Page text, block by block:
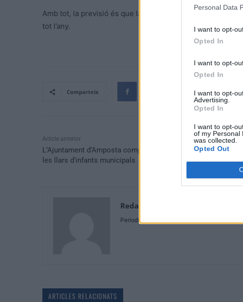
Personal Data
I want to opt-
Opted In
I want to opt-
Opted In
I want to opt-
Advertising.
Opted In
I want to opt-
of my Personal
was collected.
Opted Out
Amb tot, la previsió és que la temporada d’estiu sigui
tot l’any.
Comparteix
Article anterior
L’Ajuntament d’Amposta completa la climatització de
les llars d’infants municipals
Redaccio
Periodistes
ARTICLES RELACIONATS